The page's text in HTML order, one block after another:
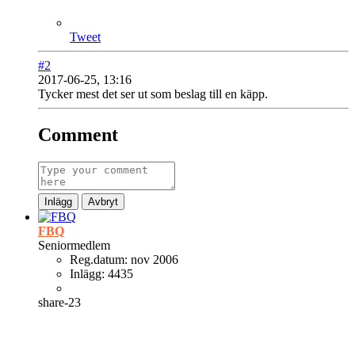
Tweet
#2
2017-06-25, 13:16
Tycker mest det ser ut som beslag till en käpp.
Comment
Inlägg Avbryt
FBQ
Seniormedlem
Reg.datum: nov 2006
Inlägg: 4435
share-23